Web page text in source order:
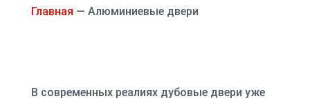
Главная — Алюминиевые двери
В современных реалиях дубовые двери уже